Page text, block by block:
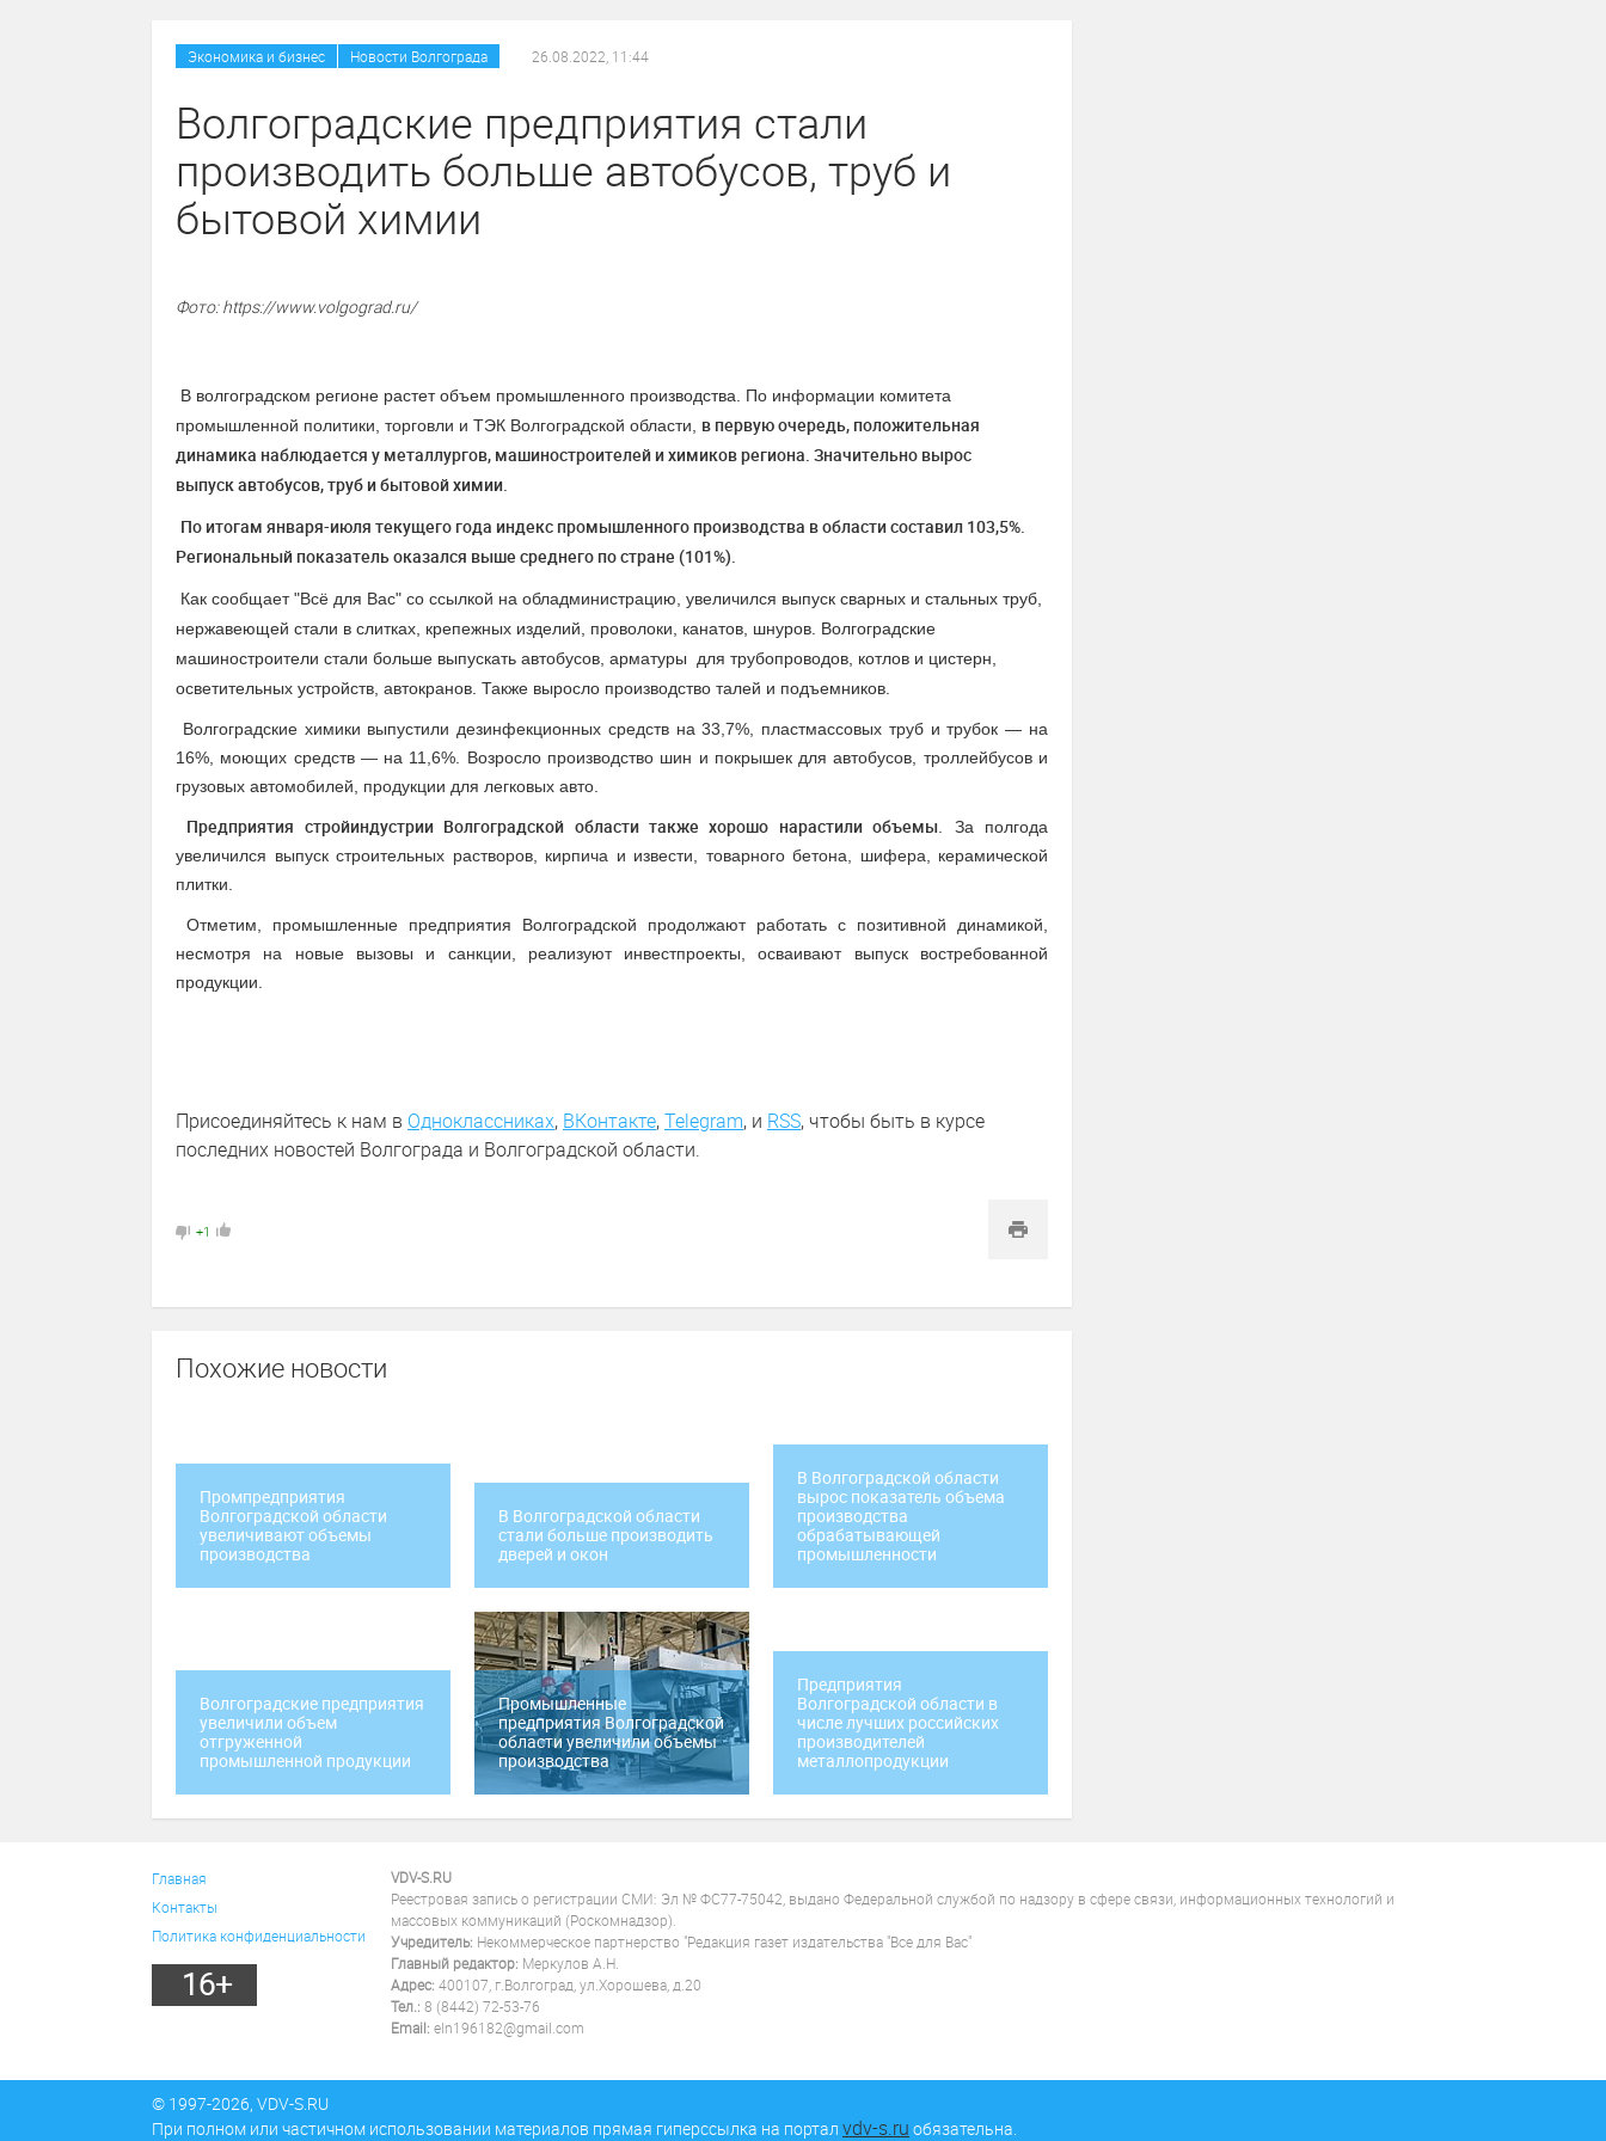
Экономика и бизнес Новости Волгограда 26.08.2022, 11:44
Волгоградские предприятия стали
производить больше автобусов, труб и
бытовой химии
Фото: https://www.volgograd.ru/
В волгоградском регионе растет объем промышленного производства. По информации комитета
промышленной политики, торговли и ТЭК Волгоградской области, в первую очередь, положительная
динамика наблюдается у металлургов, машиностроителей и химиков региона. Значительно вырос
выпускавтобусов, труб и бытовой химии
По итогам января-июля текущего года индекс промышленного производства в области составил 103,5%.
Региональный показатель оказался выше среднего по стране (101%).
Как сообщает "Всё для Вас" со ссылкой на обладминистрацию, увеличился выпуск сварных и стальных труб,
нержавеющей стали в слитках, крепежных изделий, проволоки, канатов, шнуров. Волгоградские
машиностроители стали больше выпускать автобусов, арматуры для трубопроводов, котлов и цистерн,
осветительных устройств, автокранов. Также выросло производство талей и подъемников.
Волгоградские химики выпустили дезинфекционных средств на 33,7%, пластмассовых труб и трубок — на
16%, моющих средств — на 11,6%. Возросло производство шин и покрышек для автобусов, троллейбусов и
грузовых автомобилей, продукции для легковых авто.
Предприятия стройиндустрии Волгоградской области также хорошо нарастили объемы . За полгода
увеличился выпуск строительных растворов, кирпича и извести, товарного бетона, шифера, керамической
плитки.
Отметим , промышленные предприятия Волгоградской продолжают работать с позитивной динамикой,
несмотря на новые вызовы и санкции, реализуют инвестпроекты, осваивают выпуск востребованной
продукции.
Присоединяйтесь к нам в Одноклассниках, ВКонтакте,Telegram, и RSS, чтобы быть в курсе
последних новостей Волгограда и Волгоградской области.
+1
Похожие новости
Промпредприятия
Волгоградской области
увеличивают объемы
производства
В Волгоградской области
стали больше производить
дверей и окон
В Волгоградской области
вырос показатель объема
производства
обрабатывающей
промышленности
Волгоградские предприятия
увеличили объем
отгруженной
промышленной продукции
Промышленные
предприятия Волгоградской
области увеличили объемы
производства
Предприятия
Волгоградской области в
числе лучших российских
производителей
металлопродукции
Главная
Контакты
Политика конфиденциальности
16+
VDV-S.RU
Реестровая запись о регистрации СМИ: Эл № ФС77-75042, выдано Федеральной службой по надзору в сфере связи, информационных технологий и
массовых коммуникаций (Роскомнадзор).
Учредитель: Некоммерческое партнерство "Редакция газет издательства "Все для Вас"
Главный редактор: Меркулов А.Н.
Адрес: 400107, г.Волгоград, ул.Хорошева, д.20
Тел.: 8 (8442) 72-53-76
Email: eln196182@gmail.com
© 1997-2026, VDV-S.RU
При полном или частичном использовании материалов прямая гиперссылка на портал vdv-s.ru обязательна.